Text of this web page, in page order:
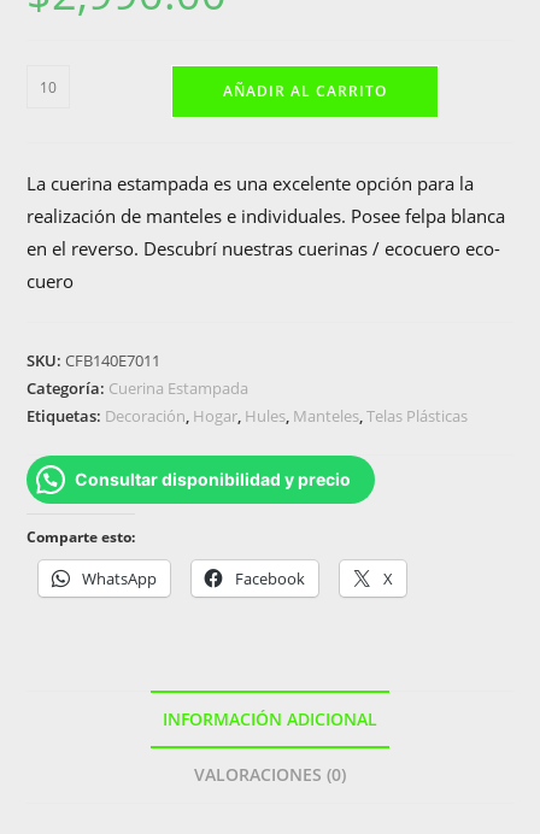
Cuerina
AÑADIR AL CARRITO
La cuerina estampada es una excelente opción para la
realización de manteles e individuales. Posee felpa blanca
en el reverso. Descubrí nuestras cuerinas / ecocuero eco-
cuero
SKU:CFB140E7011
Categoría: Cuerina Estampada
Etiquetas: Decoración, Hogar, Hules, Manteles,Telas Plásticas
Consultar disponibilidad y precio
Comparte esto:
WhatsApp Facebook X
INFORMACIÓN ADICIONAL
VALORACIONES (0)